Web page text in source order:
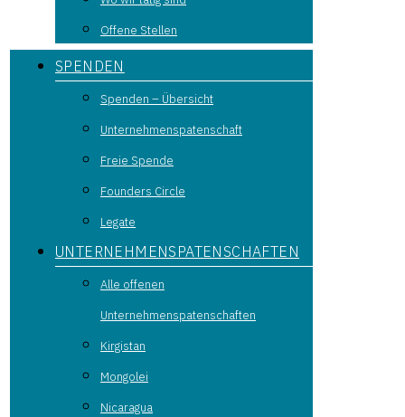
Offene Stellen
SPENDEN
Spenden – Übersicht
Unternehmenspatenschaft
Freie Spende
Founders Circle
Legate
UNTERNEHMENSPATENSCHAFTEN
Alle offenen
Unternehmenspatenschaften
Kirgistan
Mongolei
Nicaragua